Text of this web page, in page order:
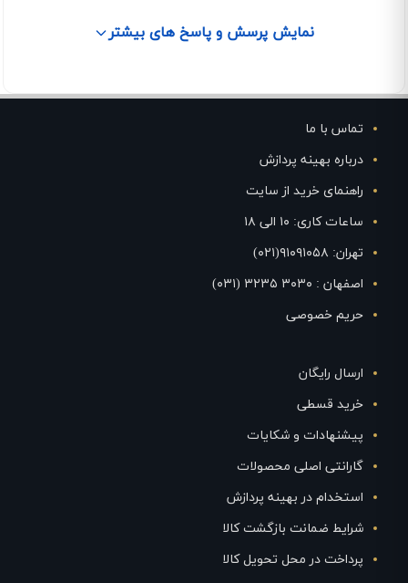
نمایش پرسش و پاسخ های بیشتر
تماس با ما
درباره بهینه پردازش
راهنمای خرید از سایت
ساعات کاری: ۱۰ الی ۱۸
تهران: ۹۱۰۹۱۰۵۸(۰۲۱)
اصفهان : ۳۰۳۰ ۳۲۳۵ (۰۳۱)
حریم خصوصی
ارسال رایگان
خرید قسطی
پیشنهادات و شکایات
گارانتی اصلی محصولات
استخدام در بهینه پردازش
شرایط ضمانت بازگشت کالا
پرداخت در محل تحویل کالا